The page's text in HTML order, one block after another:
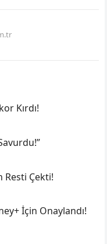
Kırdı!
Resti Çekti!
İçin Onaylandı!